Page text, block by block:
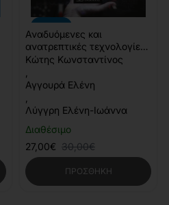
Διαθέσιμο
Αναδυόμενες και
ανατρεπτικές τεχνολογίες
σε πολιτιστικούς χώρους
Κώτης Κωνσταντίνος
Αγγουρά Ελένη
Λύγγρη Ελένη-Ιωάννα
27,00€ 30,00€
ΠΡΟΣΘΉΚΗ